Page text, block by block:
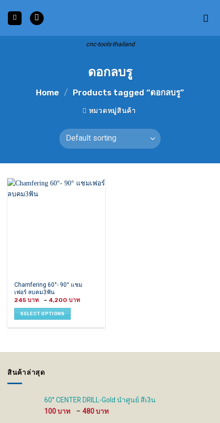
content
cnc-tools-thailand
ดอกลบรู
Home / Products tagged “ดอกลบรู”
หมวดหมู่สินค้า
Chamfering 60°- 90° แชม
เฟอร์ ลบคม3ฟัน
245 – 4,200
SELECT OPTIONS
This
product
has
multiple
variants.
The
chosen
on
the
สินค้าล่าสุด
60° CENTER DRILL-Gold นำศูนย์ สีเงิน
100
– 480